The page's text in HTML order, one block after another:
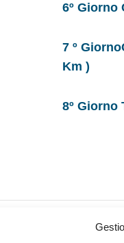
6º Giorno
7 º
Km )
8º Giorno